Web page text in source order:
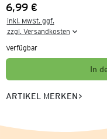
Preis:
6,99 €
inkl. MwSt. ggf.
zzgl. Versandkosten
Verfügbar
In
ARTIKEL MERKEN